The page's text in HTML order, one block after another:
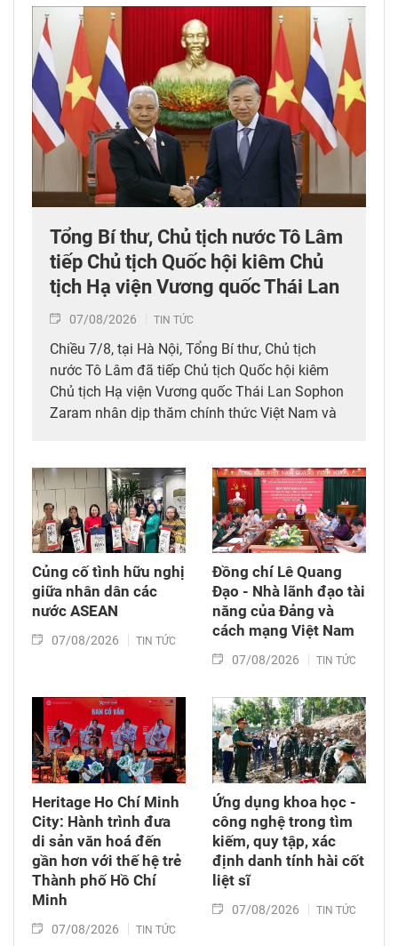
Tổng Bí thư, Chủ tịch nước Tô Lâm
tiếp Chủ tịch Quốc hội kiêm Chủ
tịch Hạ viện Vương quốc Thái Lan
07/08/2026 TIN TỨC
Chiều 7/8, tại Hà Nội, Tổng Bí thư, Chủ tịch
nước Tô Lâm đã tiếp Chủ tịch Quốc hội kiêm
Chủ tịch Hạ viện Vương quốc Thái Lan Sophon
Zaram nhân dịp thăm chính thức Việt Nam và
(6/8/1976 – 6/8/2026).
Củng cố tình hữu nghị
giữa nhân dân các
nước ASEAN
07/08/2026 TIN TỨC
Đồng chí Lê Quang
Đạo - Nhà lãnh đạo tài
năng của Đảng và
cách mạng Việt Nam​
07/08/2026 TIN TỨC
Heritage Ho Chí Minh
City: Hành trình đưa
di sản văn hoá đến
gần hơn với thế hệ trẻ
Thành phố Hồ Chí
Minh
07/08/2026 TIN TỨC
Ứng dụng khoa học -
công nghệ trong tìm
kiếm, quy tập, xác
định danh tính hài cốt
liệt sĩ
07/08/2026 TIN TỨC